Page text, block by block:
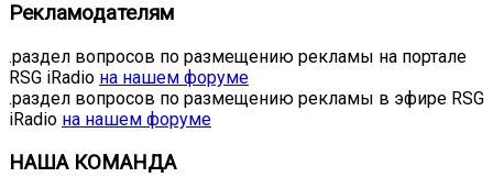
Рекламодателям
.раздел вопросов по размещению рекламы на портале
RSG iRadio на нашем форуме
.раздел вопросов по размещению рекламы в эфире RSG
iRadio на нашем форуме
НАША КОМАНДА